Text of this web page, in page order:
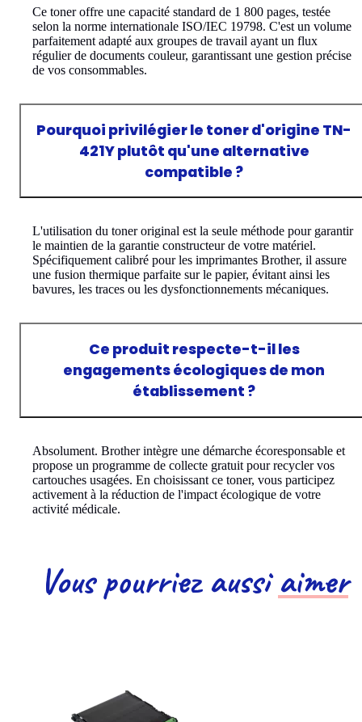
Ce toner offre une capacité standard de 1 800 pages, testée
selon la norme internationale ISO/IEC 19798. C'est un volume
parfaitement adapté aux groupes de travail ayant un flux
régulier de documents couleur, garantissant une gestion précise
de vos consommables.
Pourquoi privilégier le toner d'origine TN-
421Y plutôt qu'une alternative
compatible ?
L'utilisation du toner original est la seule méthode pour garantir
le maintien de la garantie constructeur de votre matériel.
Spécifiquement calibré pour les imprimantes Brother, il assure
une fusion thermique parfaite sur le papier, évitant ainsi les
bavures, les traces ou les dysfonctionnements mécaniques.
Ce produit respecte-t-il les
engagements écologiques de mon
établissement ?
Absolument. Brother intègre une démarche écoresponsable et
propose un programme de collecte gratuit pour recycler vos
cartouches usagées. En choisissant ce toner, vous participez
activement à la réduction de l'impact écologique de votre
activité médicale.
Vous pourriez aussiaimer